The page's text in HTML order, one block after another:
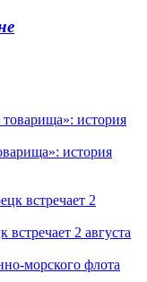
история
2 августа